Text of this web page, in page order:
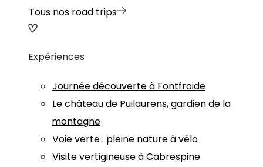
Tous nos road trips
Expériences
Journée découverte à Fontfroide
Le château de Puilaurens, gardien de la
montagne
Voie verte : pleine nature à vélo
Visite vertigineuse à Cabrespine